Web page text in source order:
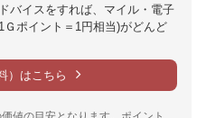
バイスをすれば、マイル・電子
ポイント＝1円相当)がどんど
）はこちら